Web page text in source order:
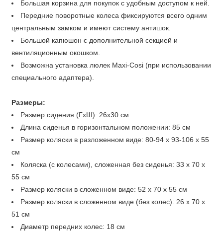
Большая корзина для покупок с удобным доступом к ней.
Передние поворотные колеса фиксируются всего одним
центральным замком и имеют систему антишок.
Большой капюшон с дополнительной секцией и
вентиляционным окошком.
Возможна установка люлек Maxi-Cosi (при использовании
специального адаптера).
Размеры:
Размер сидения (ГхШ): 26х30 см
Длина сиденья в горизонтальном положении: 85 см
Размер коляски в разложенном виде: 80-94 х 93-106 х 55
см
Коляска (с колесами), сложенная без сиденья: 33 x 70 х
55 см
Размер коляски в сложенном виде: 52 х 70 х 55 см
Размер коляски в сложенном виде (без колес): 26 x 70 x
51 см
Диаметр передних колес: 18 см